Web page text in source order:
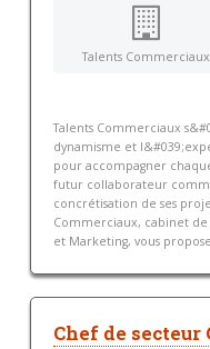
Talents Commerciaux
Talents Commerciaux
dynamisme et
pour accompagner
futur collaborateur
concrétisation de ses
Commerciaux, cabinet
et Marketing, vous
Chef de secteur